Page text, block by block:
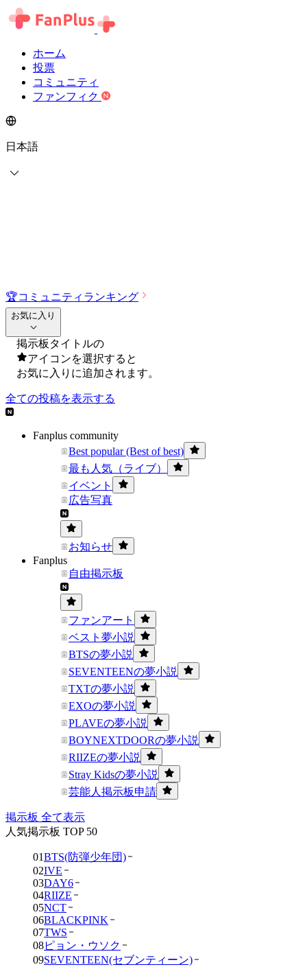
ホーム
投票
コミュニティ
ファンフィク
日本語
🏆コミュニティランキング
お気に入り
掲示板タイトルの
アイコンを選択すると
お気に入りに追加されます。
全ての投稿を表示する
Fanplus community
Best popular (Best of best)
最も人気（ライブ）
イベント
広告写真
お知らせ
Fanplus
自由掲示板
ファンアート
ベスト夢小説
BTSの夢小説
SEVENTEENの夢小説
TXTの夢小説
EXOの夢小説
PLAVEの夢小説
BOYNEXTDOORの夢小説
RIIZEの夢小説
Stray Kidsの夢小説
芸能人掲示板申請
掲示板 全て表示
人気掲示板 TOP 50
01BTS(防弾少年団)
02IVE
03DAY6
04RIIZE
05NCT
06BLACKPINK
07TWS
08ピョン・ウソク
09SEVENTEEN(セブンティーン)